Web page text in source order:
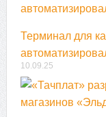
Терминал для
10.09.25